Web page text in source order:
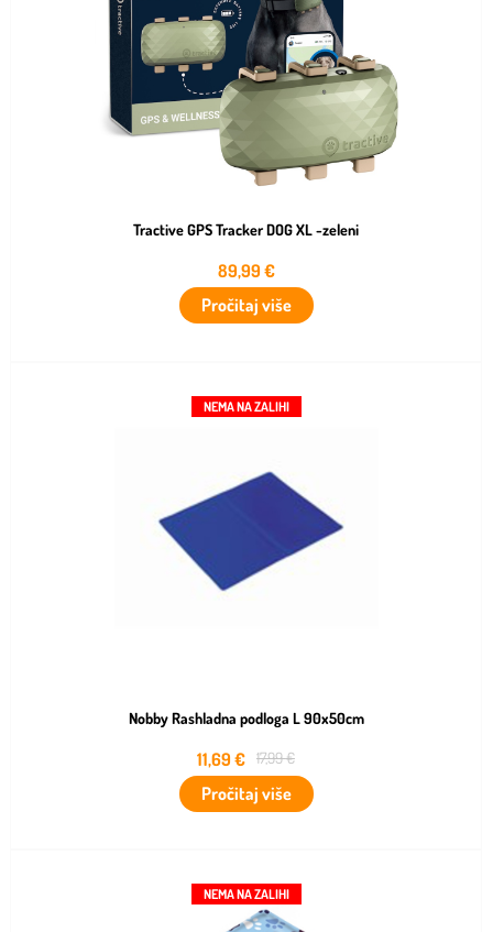
Tractive GPS Tracker DOG XL -zeleni
89,99€
Pročitaj više
NEMA NA ZALIHI
Nobby Rashladna podloga L 90x50cm
17,99€
11,69€
Pročitaj više
NEMA NA ZALIHI